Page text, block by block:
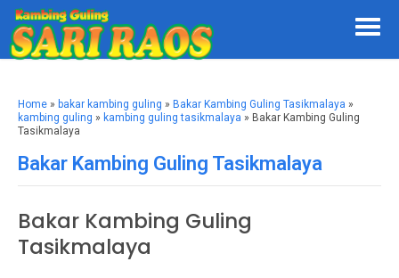
Home » bakar kambing guling » Bakar Kambing Guling Tasikmalaya »
kambing guling » kambing guling tasikmalaya » Bakar Kambing Guling
Tasikmalaya
Bakar Kambing Guling Tasikmalaya
Bakar Kambing Guling
Tasikmalaya